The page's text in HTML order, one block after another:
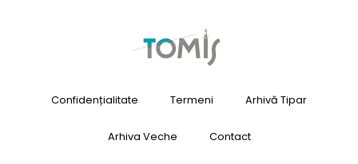
Confidențialitate Termeni Arhivă Tipar
Arhiva Veche Contact